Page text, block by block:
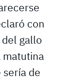
con
gallo
matutina
sería de